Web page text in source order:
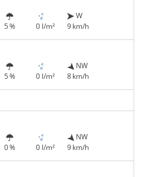
5 % 0 l/m²
W
9 km/h
5 % 0 l/m²
NW
8 km/h
0 % 0 l/m²
NW
9 km/h